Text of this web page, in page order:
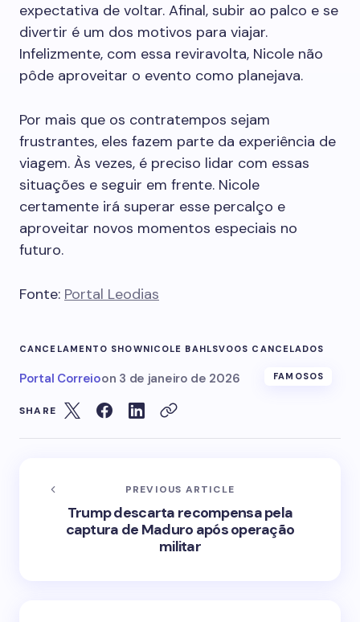
expectativa de voltar. Afinal, subir ao palco e se
divertir é um dos motivos para viajar.
Infelizmente, com essa reviravolta, Nicole não
pôde aproveitar o evento como planejava.
Por mais que os contratempos sejam
frustrantes, eles fazem parte da experiência de
viagem. Às vezes, é preciso lidar com essas
situações e seguir em frente. Nicole
certamente irá superar esse percalço e
aproveitar novos momentos especiais no
futuro.
Fonte: Portal Leodias
CANCELAMENTO SHOWNICOLE BAHLSVOOS CANCELADOS
Portal Correioon 3 de janeiro de 2026 FAMOSOS
SHARE
PREVIOUS ARTICLE
Trump descarta recompensa pela
captura de Maduro após operação
militar